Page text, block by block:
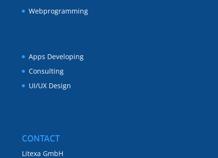
Webprogramming
Apps Developing
Consulting
UI/UX Design
CONTACT
Litexa GmbH